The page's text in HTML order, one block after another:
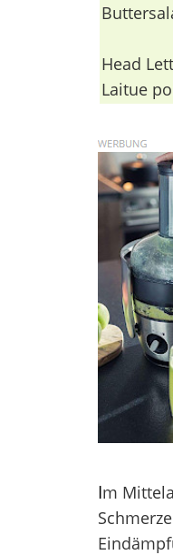
Head
Laitue
Im